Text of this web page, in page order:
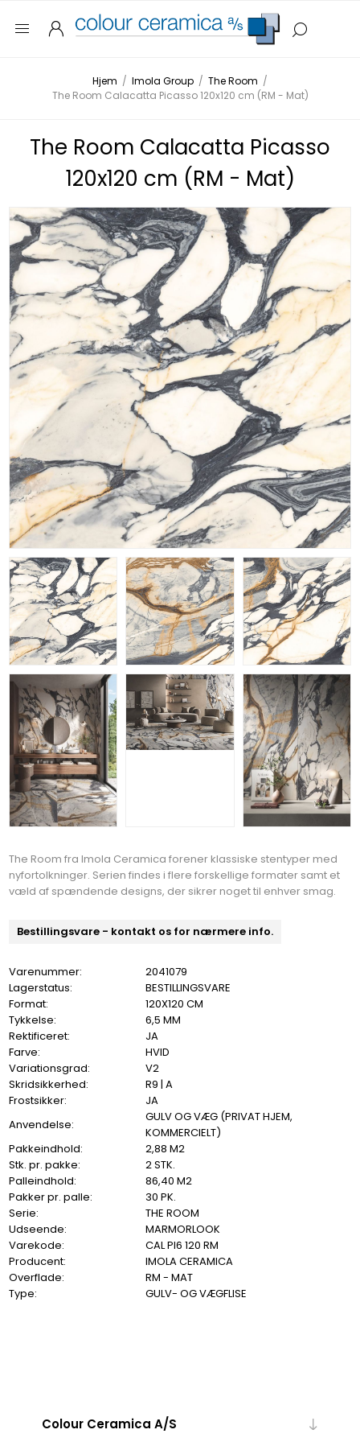
Hjem / Imola Group / The Room /
The Room Calacatta Picasso 120x120 cm (RM - Mat)
The Room Calacatta Picasso
120x120 cm (RM - Mat)
The Room fra Imola Ceramica forener klassiske stentyper med
nyfortolkninger. Serien findes i flere forskellige formater samt et
væld af spændende designs, der sikrer noget til enhver smag.
Bestillingsvare - kontakt os for nærmere info.
Varenummer:
2041079
Lagerstatus:
BESTILLINGSVARE
Format:
120X120 CM
Tykkelse:
6,5 MM
Rektificeret:
JA
Farve:
HVID
Variationsgrad:
V2
Skridsikkerhed:
R9 | A
Frostsikker:
JA
Anvendelse:
GULV OG VÆG (PRIVAT HJEM,
KOMMERCIELT)
Pakkeindhold:
2,88 M2
Stk. pr. pakke:
2 STK.
Palleindhold:
86,40 M2
Pakker pr. palle:
30 PK.
Serie:
THE ROOM
Udseende:
MARMORLOOK
Varekode:
CAL PI6 120 RM
Producent:
IMOLA CERAMICA
Overflade:
RM - MAT
Type:
GULV- OG VÆGFLISE
Colour Ceramica A/S